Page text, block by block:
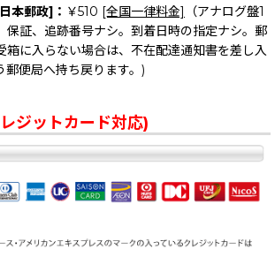
本郵政]： ￥510 [全国一律料金]
（アナログ盤1
保証、追跡番号ナシ。到着日時の指定ナシ。郵
箱に入らない場合は、不在配達通知書を差し入
郵便局へ持ち戻ります。)
ジットカード対応)